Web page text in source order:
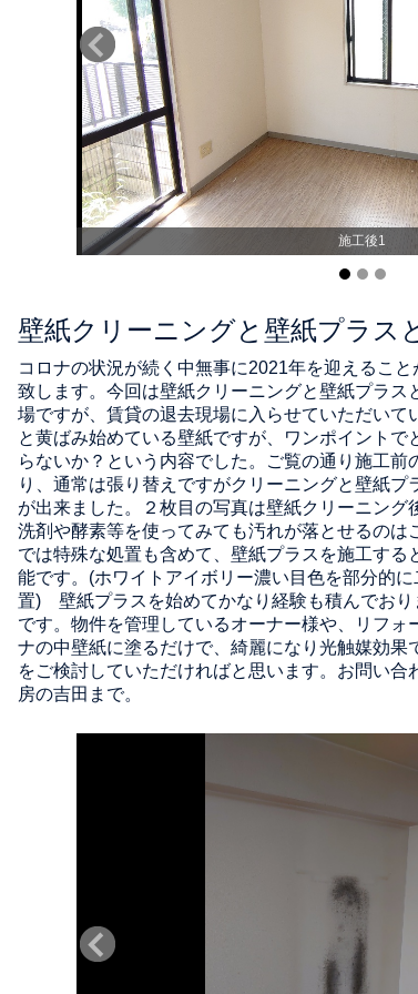
施工後1
壁紙クリーニングと壁紙プラス
コロナの状況が続く中無事に2021年を迎えるこ
致します。今回は壁紙クリーニングと壁紙プラス
場ですが、賃貸の退去現場に入らせていただいて
と黄ばみ始めている壁紙ですが、ワンポイント
らないか？という内容でした。ご覧の通り施工前
り、通常は張り替えですがクリーニングと壁紙
が出来ました。２枚目の写真は壁紙クリーニング
洗剤や酵素等を使ってみても汚れが落とせるのは
では特殊な処置も含めて、壁紙プラスを施工す
能です。(ホワイトアイボリー濃い目色を部分的
置) 壁紙プラスを始めてかなり経験も積んでお
です。物件を管理しているオーナー様や、リフォ
ナの中壁紙に塗るだけで、綺麗になり光触媒効果
をご検討していただければと思います。お問い
房の吉田まで。